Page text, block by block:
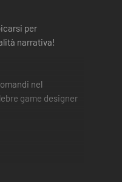
per
narrativa!
nel
game designer